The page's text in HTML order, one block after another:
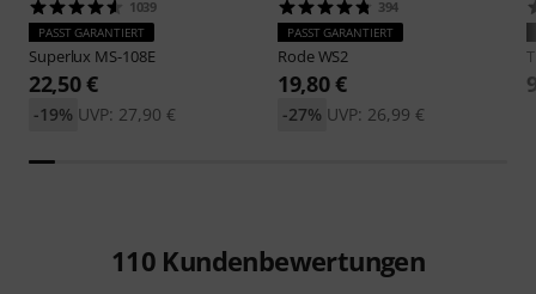
1039
PASST GARANTIERT
Superlux MS-108E
22,50 €
UVP: 27,90 €
-19%
394
PASST GARANTIERT
RodeWS2
19,80 €
UVP: 26,99 €
-27%
110 Kundenbewertungen